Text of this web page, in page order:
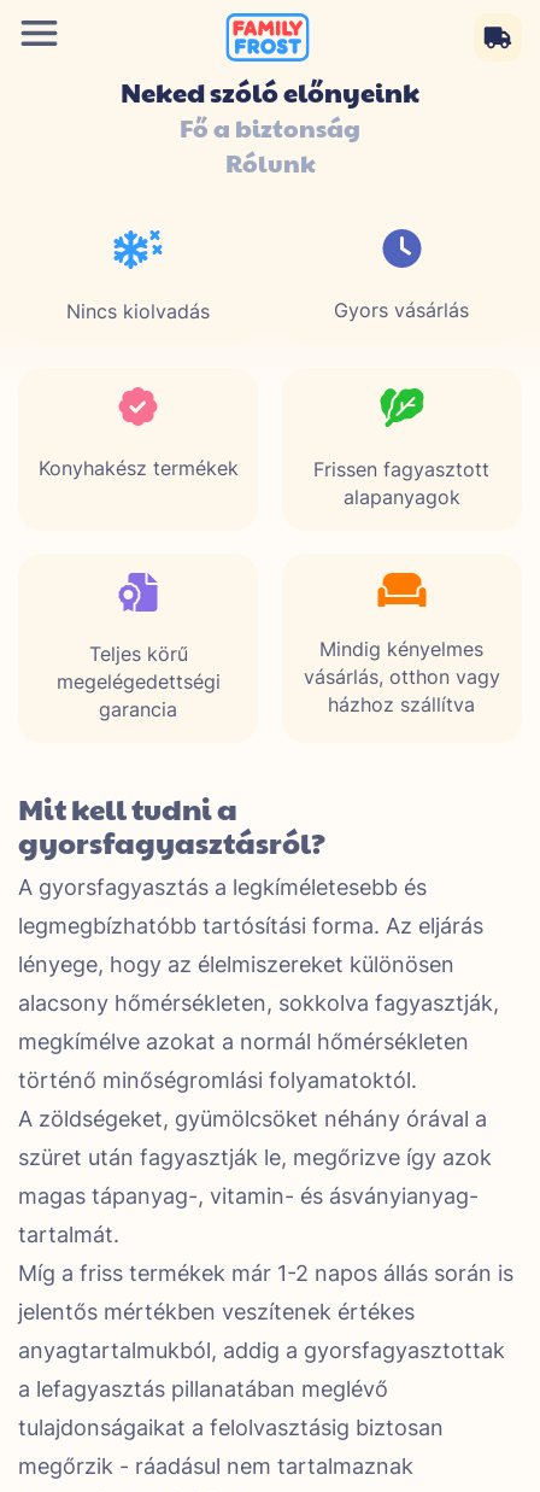
Neked szóló előnyeink
Fő a biztonság
Rólunk
Nincs kiolvadás Gyors vásárlás
Konyhakész termékek
Frissen fagyasztott
alapanyagok
Teljes körű
megelégedettségi
garancia
Mindig kényelmes
vásárlás, otthon vagy
házhoz szállítva
Mit kell tudni a
gyorsfagyasztásról?
A gyorsfagyasztás a legkíméletesebb és
legmegbízhatóbb tartósítási forma. Az eljárás
lényege, hogy az élelmiszereket különösen
alacsony hőmérsékleten, sokkolva fagyasztják,
megkímélve azokat a normál hőmérsékleten
történő minőségromlási folyamatoktól.
A zöldségeket, gyümölcsöket néhány órával a
szüret után fagyasztják le, megőrizve így azok
magas tápanyag-, vitamin- és ásványianyag-
tartalmát.
Míg a friss termékek már 1-2 napos állás során is
jelentős mértékben veszítenek értékes
anyagtartalmukból, addig a gyorsfagyasztottak
a lefagyasztás pillanatában meglévő
tulajdonságaikat a felolvasztásig biztosan
megőrzik - ráadásul nem tartalmaznak